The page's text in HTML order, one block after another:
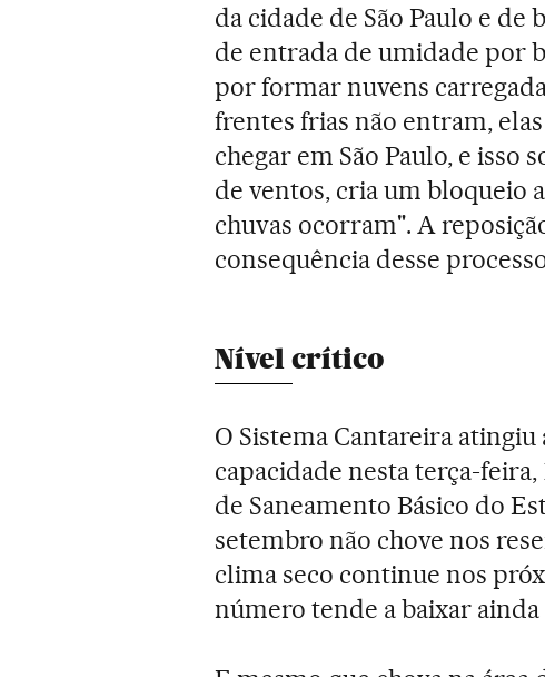
da cidade de São Paulo e de
de entrada de umidade por
por formar nuvens
frentes frias não entram,
chegar em São Paulo, e isso
de ventos, cria um bloqueio
chuvas ocorram". A
consequência desse
Nível crítico
O Sistema Cantareira atingiu
capacidade nesta terça-
de Saneamento Básico do
setembro não chove nos
clima seco continue nos
número tende a baixar ainda